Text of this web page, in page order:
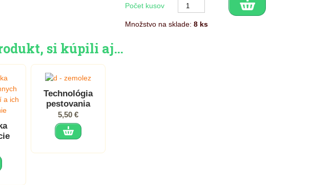
Počet kusov
Množstvo na sklade: 8 ks
si kúpili aj…
Technológia
pestovania
zemolezu
kamčatského
5,50 €